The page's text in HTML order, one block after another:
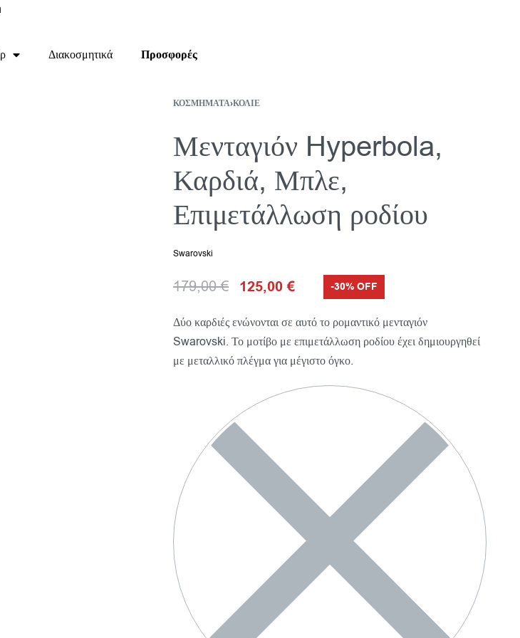
Διακοσμητικά Προσφορές
ΚΟΣΜΉΜΑΤΑ›ΚΟΛΙΈ
Μενταγιόν Hyperbola,
Καρδιά, Μπλε,
Επιμετάλλωση ροδίου
Swarovski
179,00€ 125,00€ -30% OFF
Δύο καρδιές ενώνονται σε αυτό το ρομαντικό μενταγιόν
Swarovski. Το μοτίβο με επιμετάλλωση ροδίου έχει δημιουργηθεί
με μεταλλικό πλέγμα για μέγιστο όγκο.